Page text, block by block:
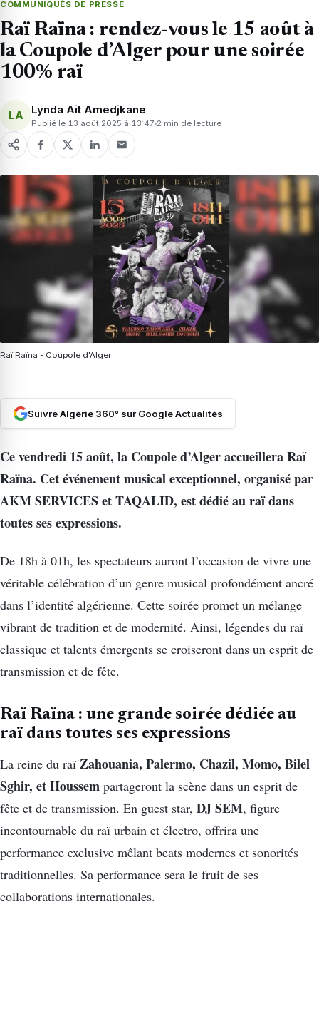
COMMUNIQUÉS DE PRESSE
Raï Raïna : rendez-vous le 15 août à
la Coupole d’Alger pour une soirée
100% raï
LA Lynda Ait Amedjkane
Publié le 13 août 2025 à 13:47 2 min de lecture
Raï Raïna - Coupole d'Alger
Suivre Algérie 360° sur Google Actualités
Ce vendredi 15 août, la Coupole d’Alger accueillera Raï
Raïna. Cet événement musical exceptionnel, organisé par
AKM SERVICES et TAQALID, est dédié au raï dans
toutes ses expressions.
De 18h à 01h, les spectateurs auront l’occasion de vivre une
véritable célébration d’un genre musical profondément ancré
dans l’identité algérienne. Cette soirée promet un mélange
vibrant de tradition et de modernité. Ainsi, légendes du raï
classique et talents émergents se croiseront dans un esprit de
transmission et de fête.
Raï Raïna : une grande soirée dédiée au
raï dans toutes ses expressions
La reine du raï Zahouania, Palermo, Chazil, Momo, Bilel
Sghir, et Houssem partageront la scène dans un esprit de
fête et de transmission. En guest star, DJ SEM, figure
incontournable du raï urbain et électro, offrira une
performance exclusive mêlant beats modernes et sonorités
traditionnelles. Sa performance sera le fruit de ses
collaborations internationales.